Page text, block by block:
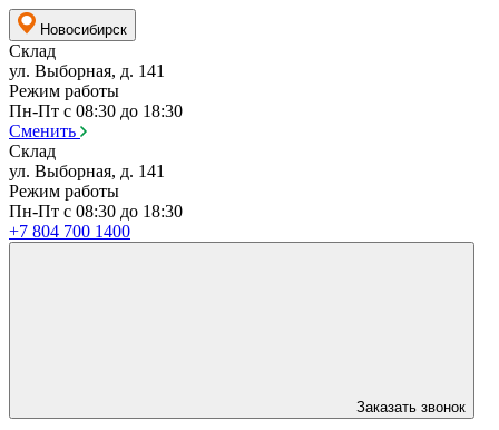
Новосибирск
Склад
ул. Выборная, д. 141
Режим работы
Пн-Пт с 08:30 до 18:30
Сменить
Склад
ул. Выборная, д. 141
Режим работы
Пн-Пт с 08:30 до 18:30
+7 804 700 1400
Заказать звонок